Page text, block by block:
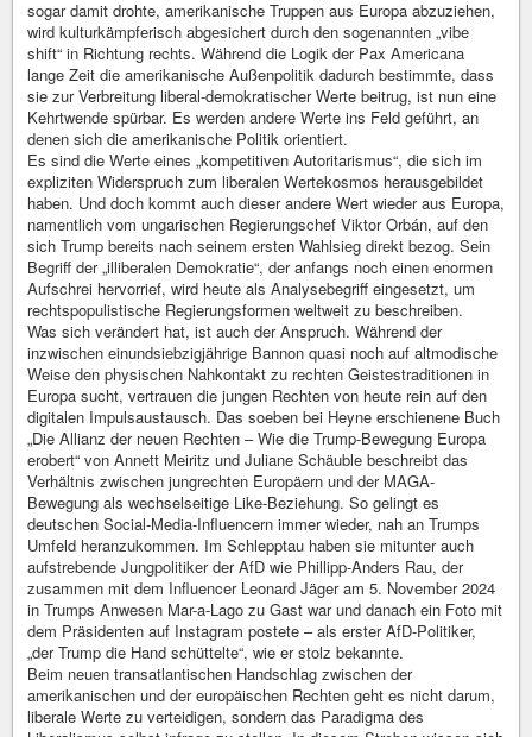
sogar damit drohte, amerikanische Truppen aus Europa abzuziehen,
wird kulturkämpferisch abgesichert durch den sogenannten „vibe
shift“ in Richtung rechts. Während die Logik der Pax Americana
lange Zeit die amerikanische Außenpolitik dadurch bestimmte, dass
sie zur Verbreitung liberal-demokratischer Werte beitrug, ist nun eine
Kehrtwende spürbar. Es werden andere Werte ins Feld geführt, an
denen sich die amerikanische Politik orientiert.
Es sind die Werte eines „kompetitiven Autoritarismus“, die sich im
expliziten Widerspruch zum liberalen Wertekosmos herausgebildet
haben. Und doch kommt auch dieser andere Wert wieder aus Europa,
namentlich vom ungarischen Regierungschef Viktor Orbán, auf den
sich Trump bereits nach seinem ersten Wahlsieg direkt bezog. Sein
Begriff der „illiberalen Demokratie“, der anfangs noch einen enormen
Aufschrei hervorrief, wird heute als Analysebegriff eingesetzt, um
rechtspopulistische Regierungsformen weltweit zu beschreiben.
Was sich verändert hat, ist auch der Anspruch. Während der
inzwischen einundsiebzigjährige Bannon quasi noch auf altmodische
Weise den physischen Nahkontakt zu rechten Geistestraditionen in
Europa sucht, vertrauen die jungen Rechten von heute rein auf den
digitalen Impulsaustausch. Das soeben bei Heyne erschienene Buch
„Die Allianz der neuen Rechten – Wie die Trump-Bewegung Europa
erobert“ von Annett Meiritz und Juliane Schäuble beschreibt das
Verhältnis zwischen jungrechten Europäern und der MAGA-
Bewegung als wechselseitige Like-Beziehung. So gelingt es
deutschen Social-Media-Influencern immer wieder, nah an Trumps
Umfeld heranzukommen. Im Schlepptau haben sie mitunter auch
aufstrebende Jungpolitiker der AfD wie Phillipp-Anders Rau, der
zusammen mit dem Influencer Leonard Jäger am 5. November 2024
in Trumps Anwesen Mar-a-Lago zu Gast war und danach ein Foto mit
dem Präsidenten auf Instagram postete – als erster AfD-Politiker,
„der Trump die Hand schüttelte“, wie er stolz bekannte.
Beim neuen transatlantischen Handschlag zwischen der
amerikanischen und der europäischen Rechten geht es nicht darum,
liberale Werte zu verteidigen, sondern das Paradigma des